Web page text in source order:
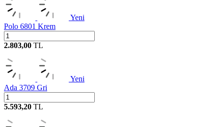
Yeni
Polo 6801 Krem
2.803,00 TL
Yeni
Ada 3709 Gri
5.593,20 TL